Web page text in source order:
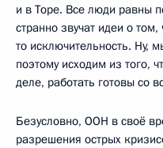
и в Торе. Все люди равны
странно звучат идеи о
то исключительность.
поэтому исходим из того,
деле, работать готовы со
Безусловно, ООН в своё
разрешения острых